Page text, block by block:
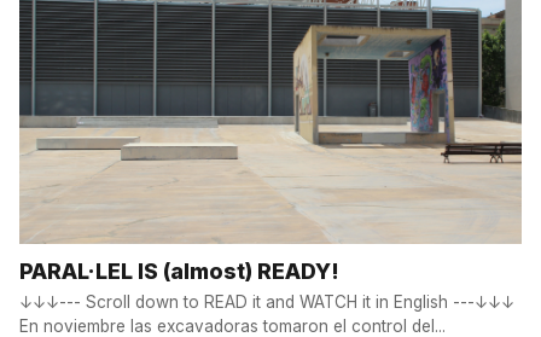
PARAL·LEL IS (almost) READY!
↓↓↓--- Scroll down to READ it and WATCH it in English ---↓↓↓
En noviembre las excavadoras tomaron el control del...